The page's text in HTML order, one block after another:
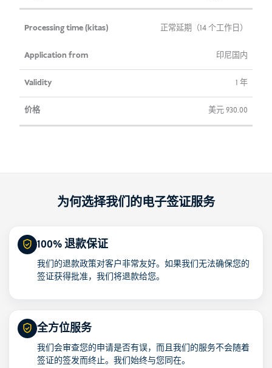
正常延期（14 个工作日）
印尼国内
1 年
美元930.00
为何选择我们的电子签证服务
100% 退款保证
我们的退款政策对客户非常友好。如果我们无法确保您的
签证获得批准，我们将退款给您。
全方位服务
我们会审查您的申请是否有误，而且我们的服务不会随着
签证的签发而终止。我们始终与您同在。